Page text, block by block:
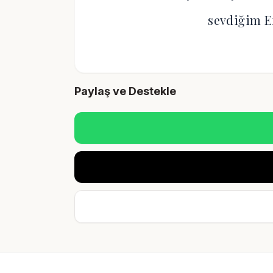
sevdiğim
Paylaş ve Destekle